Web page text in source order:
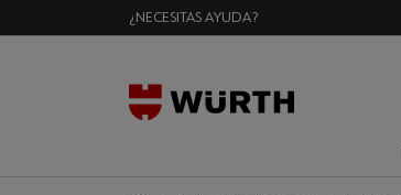
¿NECESITAS AYUDA?